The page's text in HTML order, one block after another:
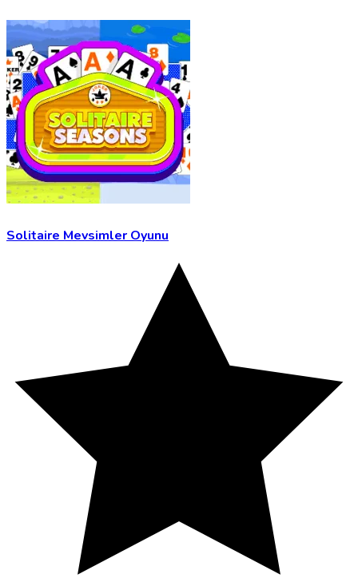
Solitaire Mevsimler Oyunu